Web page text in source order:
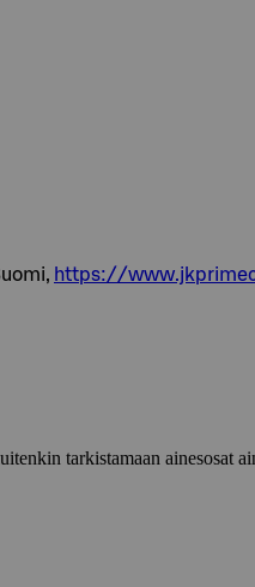
https://
tarkistamaan ainesosat